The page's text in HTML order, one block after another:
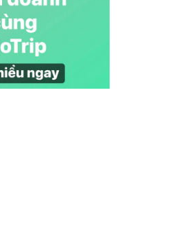
máy bay Hải Phòng
Tàu giá rẻ